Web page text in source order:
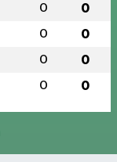
0 0
0 0
0 0
0 0